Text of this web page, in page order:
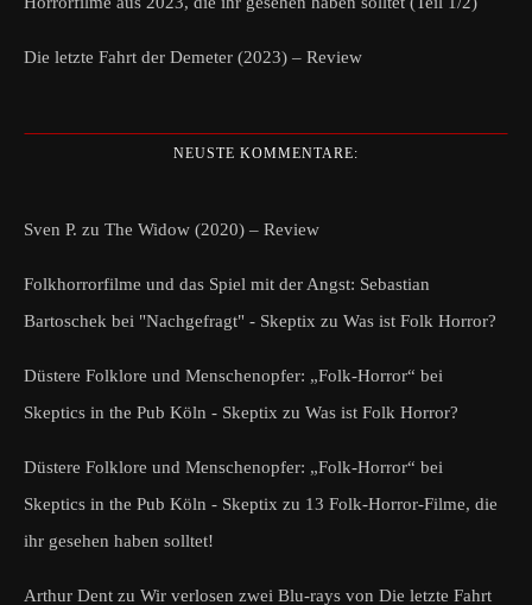
Die letzte Fahrt der Demeter (2023) – Review
NEUSTE KOMMENTARE:
Sven P. zu The Widow (2020) – Review
Folkhorrorfilme und das Spiel mit der Angst: Sebastian
Bartoschek bei "Nachgefragt" - Skeptix zu Was ist Folk Horror?
Düstere Folklore und Menschenopfer: „Folk-Horror“ bei
Skeptics in the Pub Köln - Skeptix zu Was ist Folk Horror?
Düstere Folklore und Menschenopfer: „Folk-Horror“ bei
Skeptics in the Pub Köln - Skeptix zu 13 Folk-Horror-Filme, die
ihr gesehen haben solltet!
Arthur Dent zu Wir verlosen zwei Blu-rays von Die letzte Fahrt